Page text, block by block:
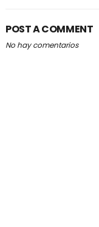
POST A COMMENT
No hay comentarios